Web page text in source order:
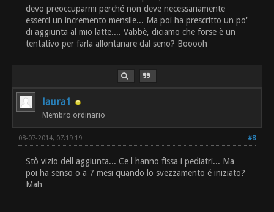
devo preoccuparmi perché non deve necessariamente
esserci un incremento mensile... Ma poi ha prescritto un po'
di aggiunta al mio latte.... Vabbè, diciamo che forse è un
tentativo per farla allontanare dal seno? Booooh
laura1
Membro ordinario
#8
08-07-2014, 07:19 19
Stò vizio dell aggiunta... Ce l hanno fissa i pediatri... Ma
poi ha senso o a 7 mesi quando lo svezzamento é iniziato?
Mah